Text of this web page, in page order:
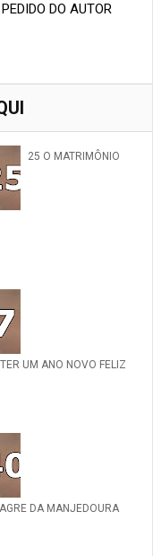
DO AUTOR
25 O MATRIMÔNIO
UM ANO NOVO FELIZ
DA MANJEDOURA